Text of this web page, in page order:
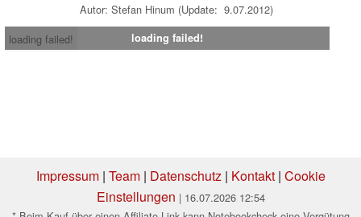
Autor: Stefan Hinum (Update: 9.07.2012)
loading failed!
loading failed!
Impressum| Team| Datenschutz| Kontakt| Cookie
Einstellungen | 16.07.2026 12:54